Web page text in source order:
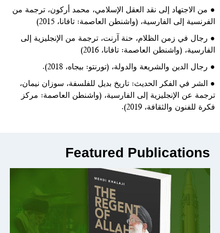
● من الاجتهاد إلى نقد العقل الإسلامي، محمد أركون، ترجمة من
الفرنسية إلى الفارسية، (واشنطن العاصمة: تافانا، 2015)
● رجال في زمن الظلام، حنة آرنت، ترجمة من الإنجليزية إلى
الفارسية، (واشنطن العاصمة: تافانا، 2016)
● رجال الدين والشريعة والدولة، (تورنتو: بيجاه، 2018).
● الشر في الفكر الحديث: تاريخ بديل للفلسفة، سوزان نيمان،
ترجمة عن الإنجليزية إلى الفارسية، (واشنطن العاصمة: مركز
فكرة للفنون والثقافة، 2019).
Featured Publications